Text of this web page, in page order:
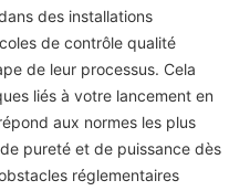
des installations
de contrôle qualité
de leur processus. Cela
liés à votre lancement en
aux normes les plus
pureté et de puissance dès
réglementaires